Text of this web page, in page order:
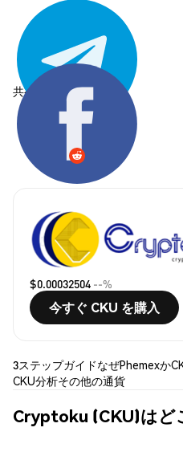
共有する:
$0.00032504 --%
今すぐ CKU を購入
3ステップガイドなぜPhemexか
CKU分析その他の通貨
Cryptoku (CKU)はど